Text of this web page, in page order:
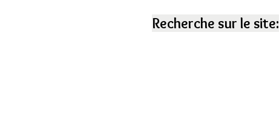
Recherche sur le site: